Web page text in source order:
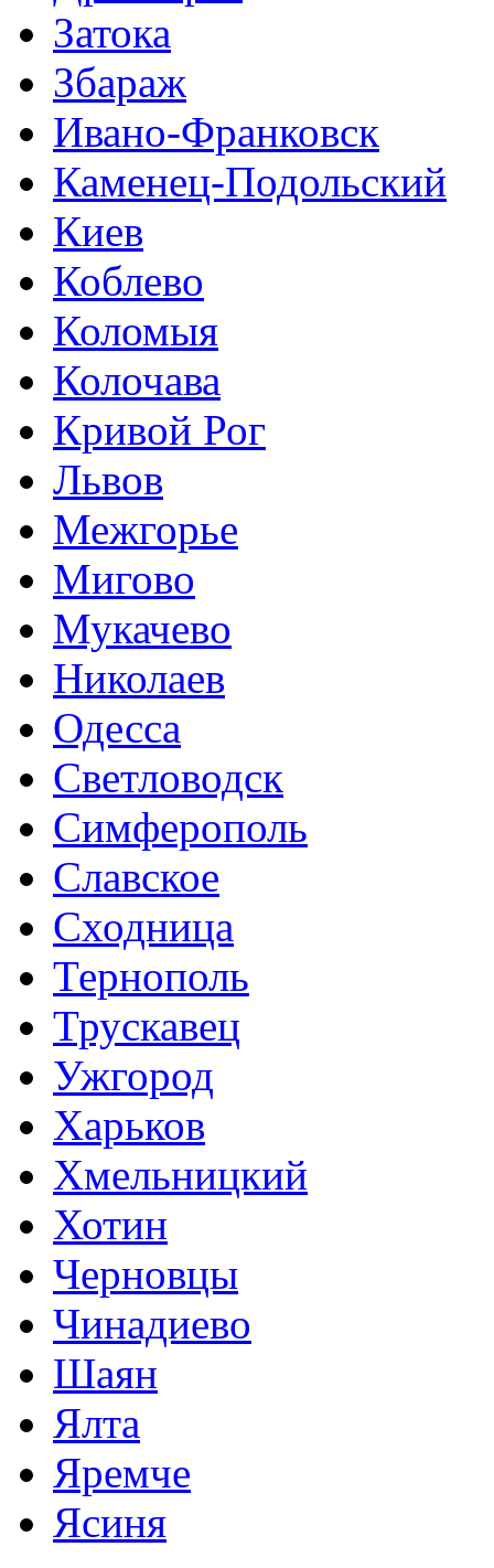
Затока
Збараж
Ивано-Франковск
Каменец-Подольский
Киев
Коблево
Коломыя
Колочава
Кривой Рог
Львов
Межгорье
Мигово
Мукачево
Николаев
Одесса
Светловодск
Симферополь
Славское
Сходница
Тернополь
Трускавец
Ужгород
Харьков
Хмельницкий
Хотин
Черновцы
Чинадиево
Шаян
Ялта
Яремче
Ясиня